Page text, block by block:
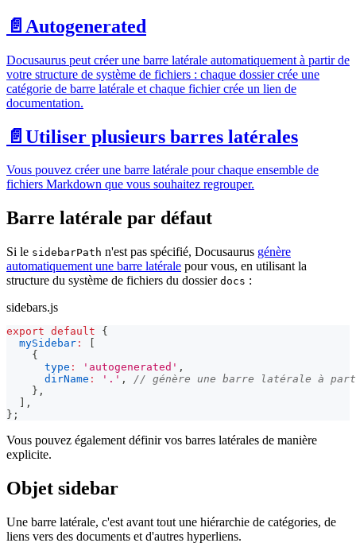
📄️ Autogenerated
Docusaurus peut créer une barre latérale automatiquement à partir de
votre structure de système de fichiers : chaque dossier crée une
catégorie de barre latérale et chaque fichier crée un lien de
documentation.
📄️ Utiliser plusieurs barres latérales
Vous pouvez créer une barre latérale pour chaque ensemble de
fichiers Markdown que vous souhaitez regrouper.
Barre latérale par défaut
Si le sidebarPath n'est pas spécifié, Docusaurus génère
automatiquement une barre latérale pour vous, en utilisant la
structure du système de fichiers du dossier docs :
sidebars.js
export default
{
mySidebar :
{
type : 'autogenerated' ,
dirName : '.' ,
// génère une barre latérale à
} ,
,
} ;
Vous pouvez également définir vos barres latérales de manière
explicite.
Objet sidebar
Une barre latérale, c'est avant tout une hiérarchie de catégories, de
liens vers des documents et d'autres hyperliens.